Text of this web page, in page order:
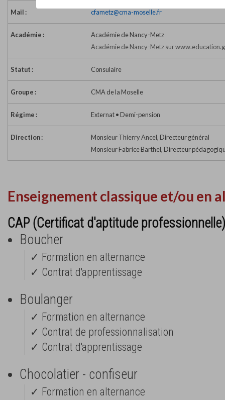
Mail : cfametz@cma-moselle.fr
Académie :
Académie de Nancy-Metz
Académie de Nancy-Metz sur
Statut : Consulaire
Groupe : CMA de la Moselle
Régime : Externat • Demi-pension
Direction :
Monsieur Thierry Ancel, Directeur général
Monsieur Fabrice Barthel, Directeur
Enseignement classique et/ou en
CAP (Certificat d'aptitude professionnelle)
Boucher
✓ Formation en alternance
✓ Contrat d'apprentissage
Boulanger
✓ Formation en alternance
✓ Contrat de professionnalisation
✓ Contrat d'apprentissage
Chocolatier - confiseur
✓ Formation en alternance